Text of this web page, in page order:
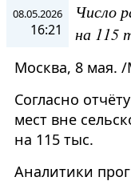
08.05.2026
16:21
Число
на 115
Москва, 8 мая.
Согласно
мест вне
на 115 тыс.
Аналитики